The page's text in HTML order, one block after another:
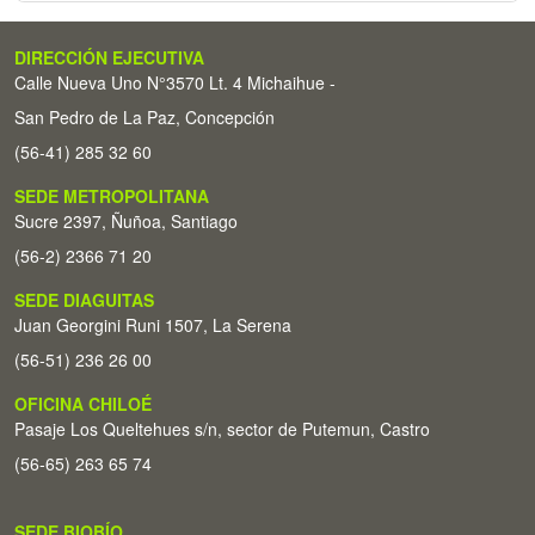
DIRECCIÓN EJECUTIVA
Calle Nueva Uno N°3570 Lt. 4 Michaihue -
San Pedro de La Paz, Concepción
(56-41) 285 32 60
SEDE METROPOLITANA
Sucre 2397, Ñuñoa, Santiago
(56-2) 2366 71 20
SEDE DIAGUITAS
Juan Georgini Runi 1507, La Serena
(56-51) 236 26 00
OFICINA CHILOÉ
Pasaje Los Queltehues s/n, sector de Putemun, Castro
(56-65) 263 65 74